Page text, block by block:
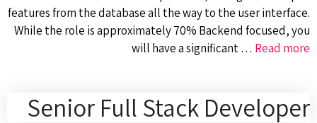
features from the database all the way to the user interface.
While the role is approximately 70% Backend focused, you
will have a significant … Read more
Senior Full Stack Developer